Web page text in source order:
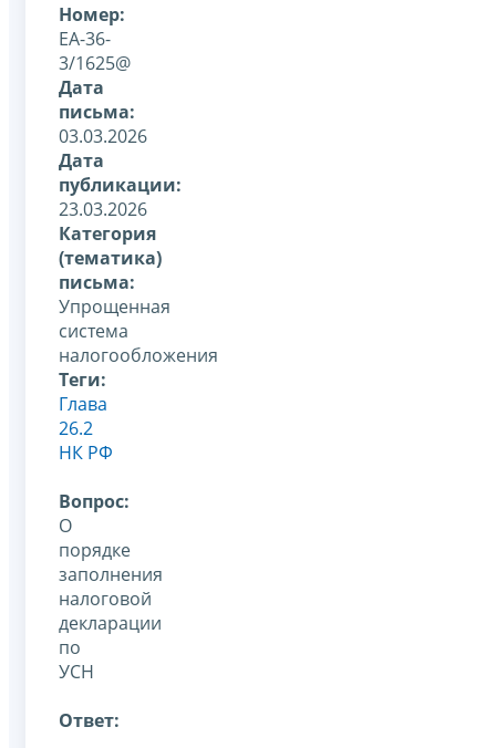
Номер:
ЕА-36-
3/1625@
Дата
письма:
03.03.2026
Дата
публикации:
23.03.2026
Категория
(тематика)
письма:
Упрощенная
система
налогообложения
Теги:
Глава
26.2
НК РФ
Вопрос:
О
порядке
заполнения
налоговой
декларации
по
УСН
Ответ: